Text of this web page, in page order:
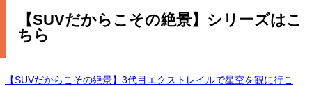
【SUVだからこその絶景】シリーズはこ
ちら
【SUVだからこその絶景】3代目エクストレイルで星空を観に行こ